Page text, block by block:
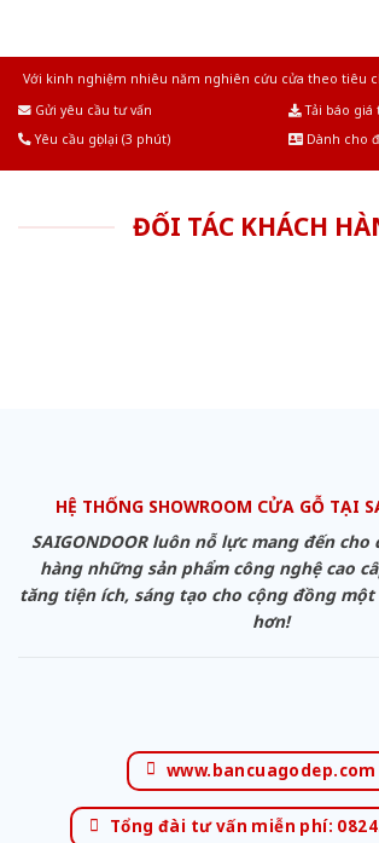
Với kinh nghiệm nhiêu năm nghiên cứu cửa theo tiêu
Gửi yêu cầu tư vấn
Tải báo giá
Yêu cầu gọi lại (3 phút)
Dành cho
ĐỐI TÁC KHÁCH
HỆ THỐNG SHOWROOM CỬA GỖ TẠI
SAIGONDOOR luôn nỗ lực mang đến
hàng những sản phẩm công nghệ cao
tăng tiện ích, sáng tạo cho cộng đồng
hơn!
www.bancuagodep.com
Tổng đài tư vấn miễn phí: